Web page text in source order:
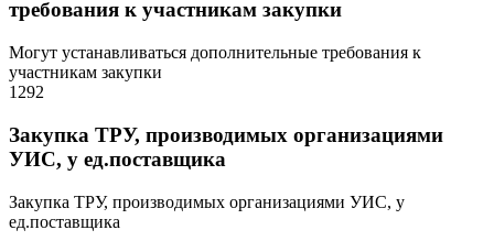
требования к участникам закупки
Могут устанавливаться дополнительные требования к
участникам закупки
1292
Закупка ТРУ, производимых организациями
УИС, у ед.поставщика
Закупка ТРУ, производимых организациями УИС, у
ед.поставщика